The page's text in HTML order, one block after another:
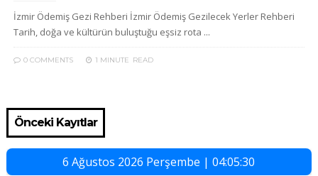
İzmir Ödemiş Gezi Rehberi İzmir Ödemiş Gezilecek Yerler Rehberi
Tarih, doğa ve kültürün buluştuğu eşsiz rota ...
0 COMMENTS 1 MINUTE READ
Önceki Kayıtlar
6 Ağustos 2026 Perşembe | 04:05:31